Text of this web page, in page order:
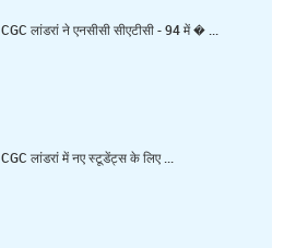
CGC लांडरां ने एनसीसी सीएटीसी - 94 में � ...
CGC लांडरां में नए स्टूडेंट्स के लिए ...